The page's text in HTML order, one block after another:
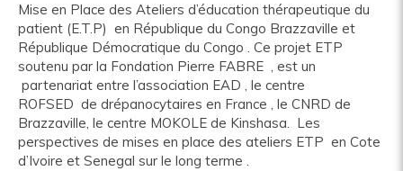
Mise en Place des Ateliers d’éducation thérapeutique du
patient (E.T.P) en République du Congo Brazzaville et
République Démocratique du Congo . Ce projet ETP
soutenu par la Fondation Pierre FABRE , est un
partenariat entre l’association EAD , le centre
ROFSED de drépanocytaires en France , le CNRD de
Brazzaville, le centre MOKOLE de Kinshasa. Les
perspectives de mises en place des ateliers ETP en Cote
d’Ivoire et Senegal sur le long terme .